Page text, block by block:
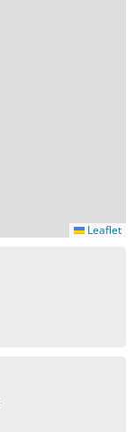
Leaflet